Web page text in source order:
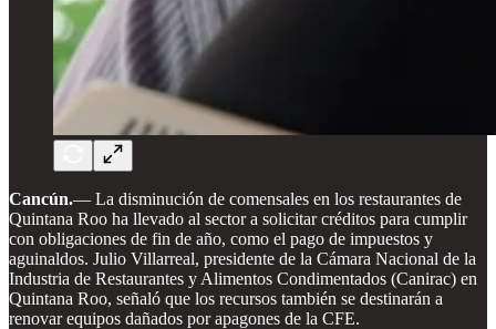
Cancún.— La disminución de comensales en los restaurantes de
Quintana Roo ha llevado al sector a solicitar créditos para cumplir
con obligaciones de fin de año, como el pago de impuestos y
aguinaldos. Julio Villarreal, presidente de la Cámara Nacional de la
Industria de Restaurantes y Alimentos Condimentados (Canirac) en
Quintana Roo, señaló que los recursos también se destinarán a
renovar equipos dañados por apagones de la CFE.